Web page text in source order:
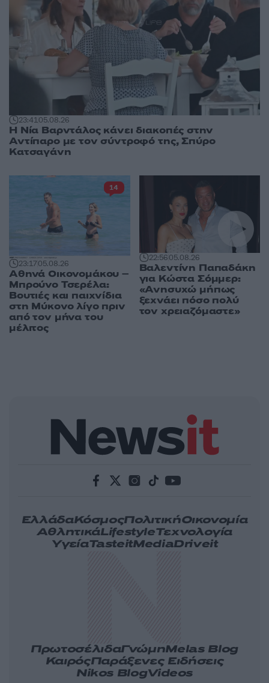
23:4105.08.26
Η Νία Βαρντάλος κάνει διακοπές στην
Αντίπαρο με τον σύντροφό της, Σπύρο
Κατσαγάνη
23:1705.08.26
Αθηνά Οικονομάκου –
Μπρούνο Τσερέλα:
Βουτιές και παιχνίδια
στη Μύκονο λίγο πριν
από τον μήνα του
μέλιτος
14
22:5605.08.26
Βαλεντίνη Παπαδάκη
για Κώστα Σόμμερ:
«Ανησυχώ μήπως
ξεχνάει πόσο πολύ
τον χρειαζόμαστε»
ΕλλάδαΚόσμοςΠολιτικήΟικονομία
ΑθλητικάLifestyleΤεχνολογία
ΥγείαTasteitMediaDriveit
ΠρωτοσέλιδαΓνώμηMelas Blog
ΚαιρόςΠαράξενες Ειδήσεις
Nikos BlogVideos